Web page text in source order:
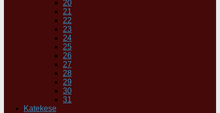
20
21
22
23
24
25
26
27
28
29
30
31
Katekese